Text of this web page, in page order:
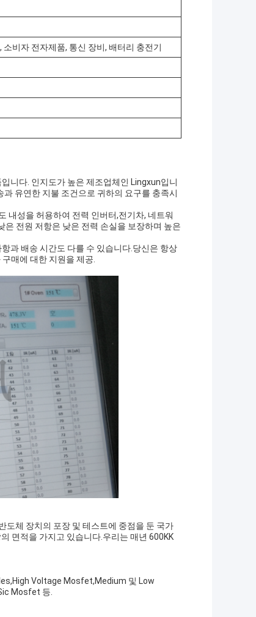
비자 전자제품, 통신 장비, 배터리 충전기
니다. 인지도가 높은 제조업체인 Lingxun입니
과 유연한 지불 조건으로 귀하의 요구를 충족시
내성을 허용하여 전력 인버터,전기차, 네트워
은 전원 저항은 낮은 전력 손실을 보장하며 높은
과 배송 시간도 다를 수 있습니다.당신은 항상
매에 대한 지원을 제공.
도체 장치의 포장 및 테스트에 중점을 둔 국가
면적을 가지고 있습니다.우리는 매년 600KK
Voltage Mosfet,Medium 및 Low
Mosfet 등.